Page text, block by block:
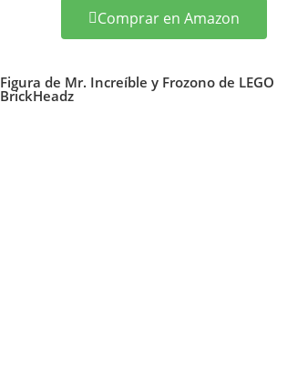
Comprar en Amazon
Figura de Mr. Increíble y Frozono de LEGO
BrickHeadz